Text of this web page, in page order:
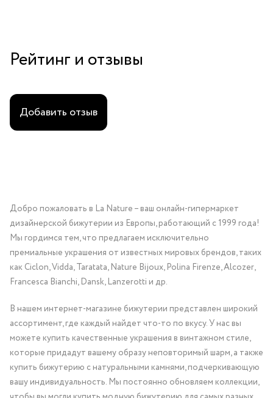
Рейтинг и отзывы
Добавить отзыв
Добро пожаловать в La Nature – ваш онлайн-гипермаркет
дизайнерской бижутерии из Европы, работающий с 1999 года!
Мы гордимся тем, что предлагаем исключительно
премиальные украшения от известных мировых брендов, таких
как Ciclon, Vidda, Taratata, Nature Bijoux, Polina Firenze, Alcozer,
Francesca Bianchi, Dansk, Lanzerotti и др.
В нашем интернет-магазине бижутерии представлен широкий
ассортимент, где каждый найдет что-то по вкусу. У нас вы
можете купить качественные украшения в винтажном стиле,
которые придадут вашему образу неповторимый шарм, а также
купить бижутерию с натуральными камнями, подчеркивающую
вашу индивидуальность. Мы постоянно обновляем коллекции,